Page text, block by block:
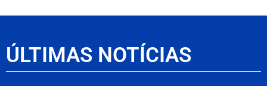
ÚLTIMAS NOTÍCIAS